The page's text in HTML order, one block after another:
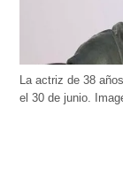
La actriz de 38
el 30 de junio.